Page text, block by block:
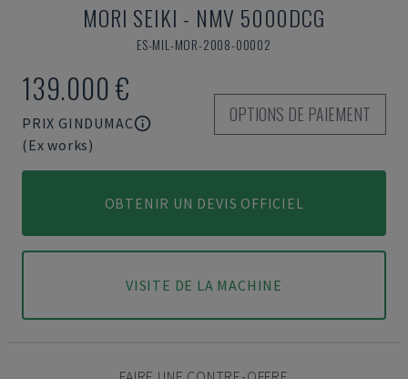
MORI SEIKI - NMV 5000DCG
ES-MIL-MOR-2008-00002
139.000 €
PRIX GINDUMAC
(Ex works)
OPTIONS DE PAIEMENT
OBTENIR UN DEVIS OFFICIEL
VISITE DE LA MACHINE